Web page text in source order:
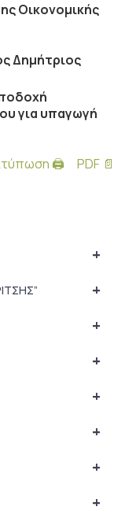
Οικονομικής
για υπαγωγή
🖨
PDF 📄
+
+
+
+
+
+
+
+